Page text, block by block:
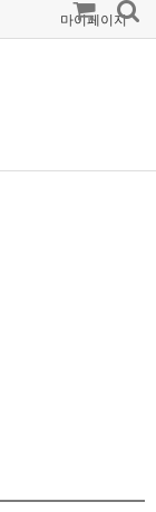
마이페이지